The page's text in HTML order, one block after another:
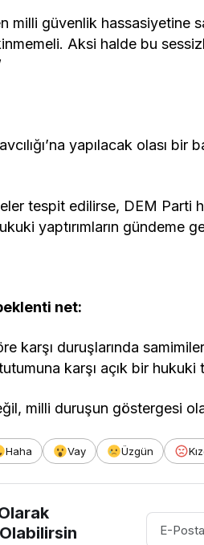
milli güvenlik hassasiyetine
Aksi halde bu
yapılacak olası
tespit edilirse, DEM Parti
yaptırımların gündeme
net:
karşı duruşlarında
karşı açık bir hukuki
milli duruşun göstergesi
Haha Vay Üzgün